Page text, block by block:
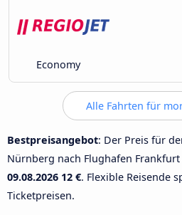
Economy
Alle Fahrten für
Bestpreisangebot: Der Preis für
Nürnberg nach Flughafen
09.08.2026 12 €. Flexible Reisende
Ticketpreisen.